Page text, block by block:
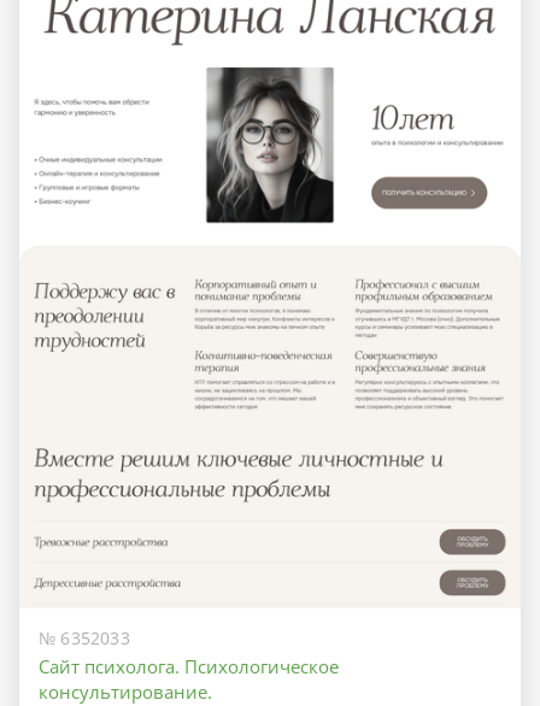
№ 6352033
Сайт психолога. Психологическое
консультирование.